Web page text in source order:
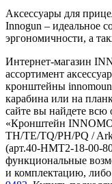
Аксессуары для
Innogun – идеальное
эргономичности, а
Интернет-магазин
ассортимент
кронштейны
карабина или на
сайте вы найдете
«Кронштейн
TH/TE/TQ/PH/PQ /
(арт.40-HMT2-18-00-
функциональные
и комплектацию,